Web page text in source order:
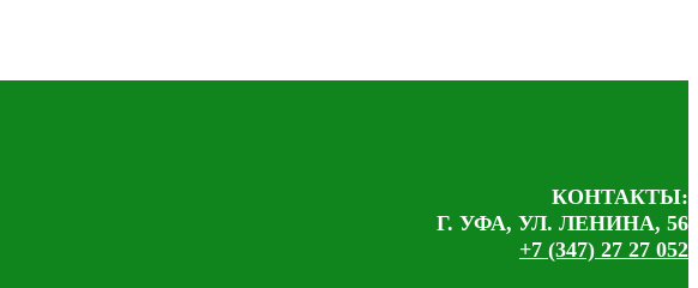
КОНТАКТЫ:
Г. УФА, УЛ. ЛЕНИНА, 56
+7 (347) 27 27 052